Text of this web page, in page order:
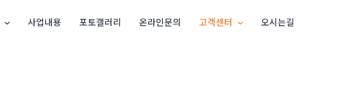
사업내용 포토갤러리 온라인문의 고객센터 오시는길